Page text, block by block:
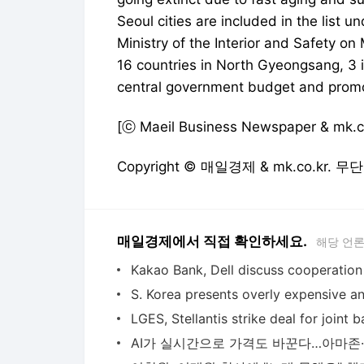
Seoul cities are included in the list
Ministry of the Interior and Safety on
16 countries in North Gyeongsang,
central government budget and
[ⓒ Maeil Business Newspaper &
Copyright © 매일경제 & mk.co.kr. 무
매일경제에서 직접 확인하세요. 해당 언